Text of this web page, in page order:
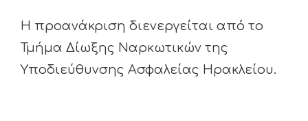
Η προανάκριση διενεργείται από το
Τμήμα Δίωξης Ναρκωτικών της
Υποδιεύθυνσης Ασφαλείας Ηρακλείου.